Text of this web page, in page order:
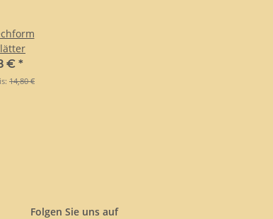
€ *
14,80 €
Folgen Sie uns auf